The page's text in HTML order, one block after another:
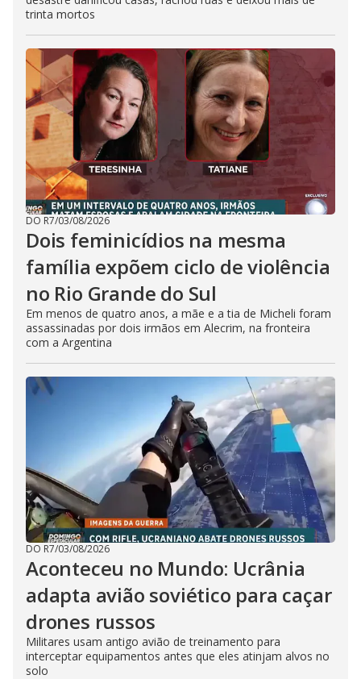
trinta mortos
DO R7/03/08/2026
Dois feminicídios na mesma
família expõem ciclo de violência
no Rio Grande do Sul
Em menos de quatro anos, a mãe e a tia de Micheli foram
assassinadas por dois irmãos em Alecrim, na fronteira
com a Argentina
DO R7/03/08/2026
Aconteceu no Mundo: Ucrânia
adapta avião soviético para caçar
drones russos
Militares usam antigo avião de treinamento para
interceptar equipamentos antes que eles atinjam alvos no
solo